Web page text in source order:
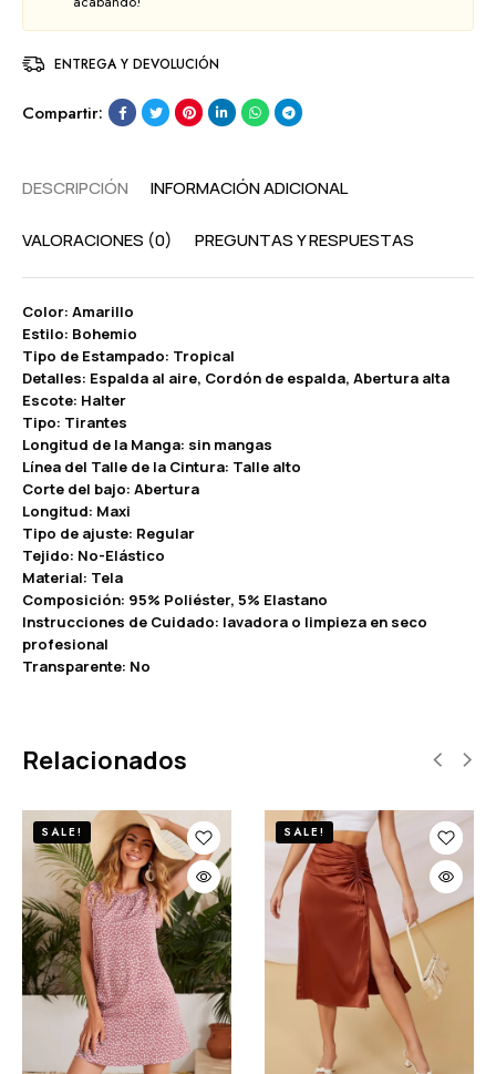
ENTREGA Y DEVOLUCIÓN
Compartir:
DESCRIPCIÓN INFORMACIÓN ADICIONAL
VALORACIONES (0) PREGUNTAS Y RESPUESTAS
Color: Amarillo
Estilo: Bohemio
Tipo de Estampado: Tropical
Detalles: Espalda al aire, Cordón de espalda, Abertura alta
Escote: Halter
Tipo: Tirantes
Longitud de la Manga: sin mangas
Línea del Talle de la Cintura: Talle alto
Corte del bajo: Abertura
Longitud: Maxi
Tipo de ajuste: Regular
Tejido: No-Elástico
Material: Tela
Composición: 95% Poliéster, 5% Elastano
Instrucciones de Cuidado: lavadora o limpieza en seco
profesional
Transparente: No
Relacionados
SALE! SALE!